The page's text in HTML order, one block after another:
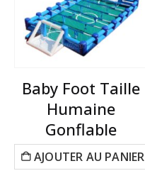
Baby Foot Taille
Humaine
Gonflable
AJOUTER AU PANIER